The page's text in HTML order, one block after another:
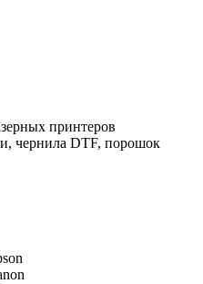
принтеров
чернила DTF, порошок